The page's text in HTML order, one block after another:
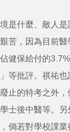
是什麼、敵人
苦，因為目前醫
健保給付的
等批評。祺祐也
止的特考之外
士後中醫等。另
倘若對學校課業